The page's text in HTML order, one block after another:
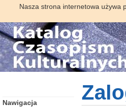
Nasza strona internetowa używa
Nawigacja